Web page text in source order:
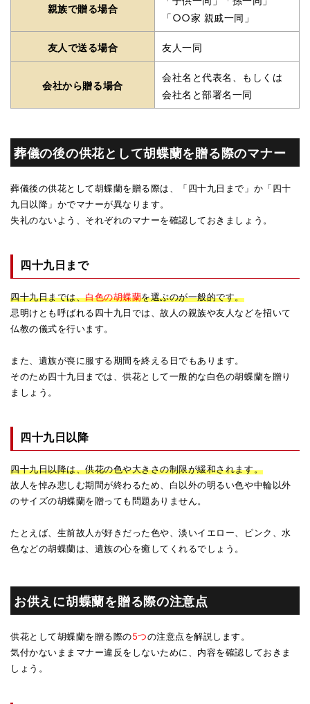
親族で贈る場合
「○○家 親戚一同」
友人で送る場合 友人一同
会社から贈る場合
会社名と代表名、もしくは
会社名と部署名一同
葬儀の後の供花として胡蝶蘭を贈る際のマナー
葬儀後の供花として胡蝶蘭を贈る際は、「四十九日まで」か「四十
九日以降」かでマナーが異なります。
失礼のないよう、それぞれのマナーを確認しておきましょう。
四十九日まで
四十九日までは、白色の胡蝶蘭を選ぶのが一般的です。
忌明けとも呼ばれる四十九日では、故人の親族や友人などを招いて
仏教の儀式を行います。
また、遺族が喪に服する期間を終える日でもあります。
そのため四十九日までは、供花として一般的な白色の胡蝶蘭を贈り
ましょう。
四十九日以降
四十九日以降は、供花の色や大きさの制限が緩和されます。
故人を悼み悲しむ期間が終わるため、白以外の明るい色や中輪以外
のサイズの胡蝶蘭を贈っても問題ありません。
たとえば、生前故人が好きだった色や、淡いイエロー、ピンク、水
色などの胡蝶蘭は、遺族の心を癒してくれるでしょう。
お供えに胡蝶蘭を贈る際の注意点
供花として胡蝶蘭を贈る際の5つの注意点を解説します。
気付かないままマナー違反をしないために、内容を確認しておきま
しょう。